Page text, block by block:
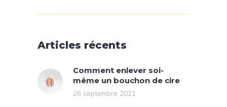
Articles récents
Comment enlever soi-
même un bouchon de cire
26 septembre 2021